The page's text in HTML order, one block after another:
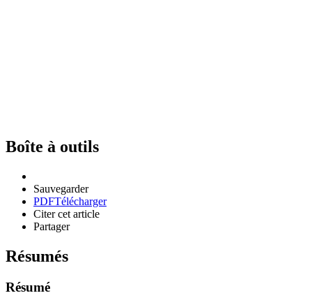
Boîte à outils
Sauvegarder
PDFTélécharger
Citer cet article
Partager
Résumés
Résumé